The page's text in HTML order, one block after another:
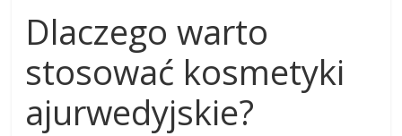
Dlaczego warto
stosować kosmetyki
ajurwedyjskie?